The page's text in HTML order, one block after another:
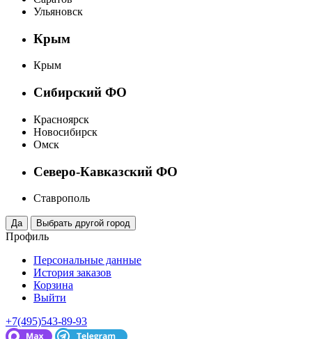
Ульяновск
Крым
Крым
Сибирский ФО
Красноярск
Новосибирск
Омск
Северо-Кавказский ФО
Ставрополь
Профиль
Персональные данные
История заказов
Корзина
Выйти
+7(495)543-89-93